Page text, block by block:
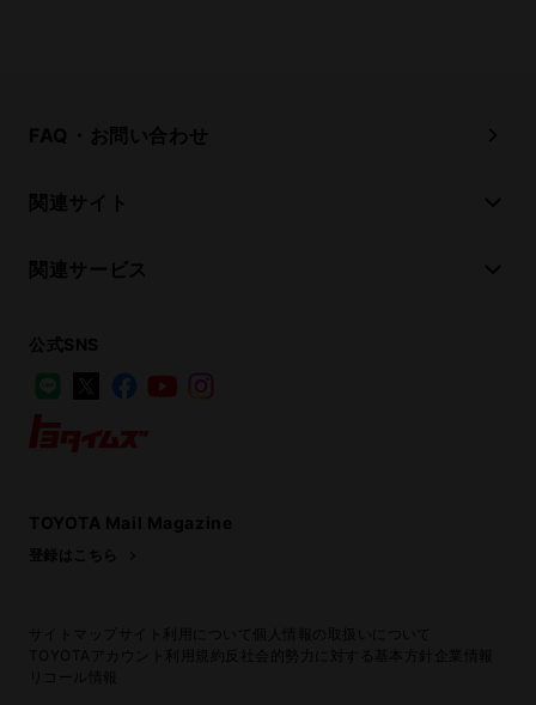
FAQ・お問い合わせ
関連サイト
関連サービス
公式SNS
LINE
FacebookYouTube
TOYOTA Mail Magazine
登録はこちら
サイト利用について
個人情報の取扱いについて
TOYOTAアカウント利用規約
反社会的勢力に対する基本方針
リコール情報